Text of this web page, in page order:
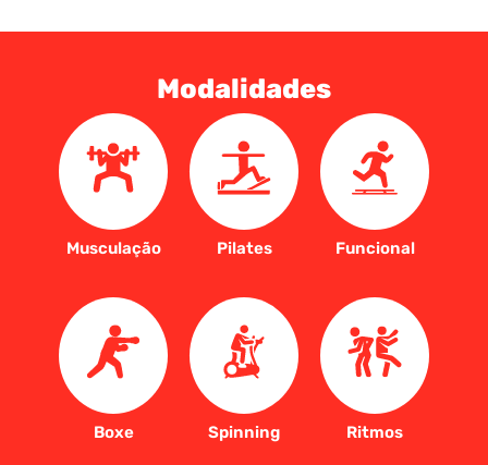
Modalidades
Musculação Pilates Funcional
Boxe Spinning Ritmos